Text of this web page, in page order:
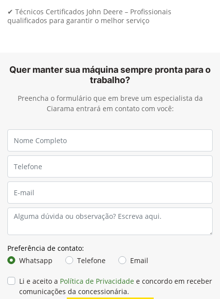
✔ Técnicos Certificados John Deere – Profissionais
qualificados para garantir o melhor serviço
Quer manter sua máquina sempre pronta para o
trabalho?
Preencha o formulário que em breve um especialista da
Ciarama entrará em contato com você:
Preferência de contato:
Whatsapp
Telefone Email
Li e aceito a Política de Privacidade e concordo em receber
comunicações da concessionária.